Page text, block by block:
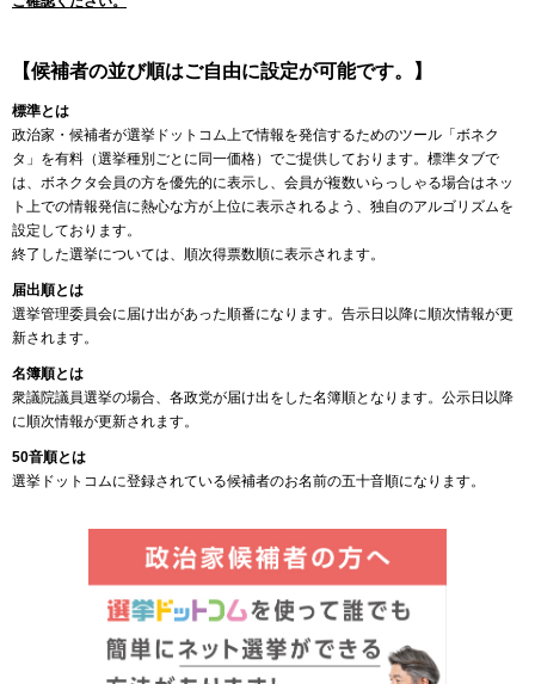
【候補者の並び順はご自由に設定が可能です。】
標準とは
政治家・候補者が選挙ドットコム上で情報を発信するためのツール「ボネク
タ」を有料（選挙種別ごとに同一価格）でご提供しております。標準タブで
は、ボネクタ会員の方を優先的に表示し、会員が複数いらっしゃる場合はネッ
ト上での情報発信に熱心な方が上位に表示されるよう、独自のアルゴリズムを
設定しております。
終了した選挙については、順次得票数順に表示されます。
届出順とは
選挙管理委員会に届け出があった順番になります。告示日以降に順次情報が更
新されます。
名簿順とは
衆議院議員選挙の場合、各政党が届け出をした名簿順となります。公示日以降
に順次情報が更新されます。
50音順とは
選挙ドットコムに登録されている候補者のお名前の五十音順になります。